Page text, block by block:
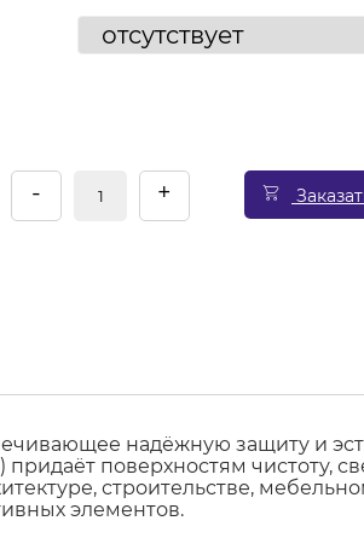
- +
надёжную защиту и
поверхностям чистоту,
строительстве,
элементов.